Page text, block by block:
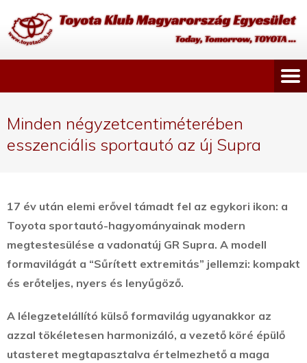
Minden négyzetcentiméterében
esszenciális sportautó az új Supra
17 év után elemi erővel támadt fel az egykori ikon: a
Toyota sportautó-hagyományainak modern
megtestesülése a vadonatúj GR Supra. A modell
formavilágát a “Sűrített extremitás” jellemzi: kompakt
és erőteljes, nyers és lenyűgöző.
A lélegzetelállító külső formavilág ugyanakkor az
azzal tökéletesen harmonizáló, a vezető köré épülő
utasteret megtapasztalva értelmezhető a maga